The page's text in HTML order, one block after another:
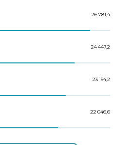
26 781,4
24 447,2
23 154,2
22 046,6